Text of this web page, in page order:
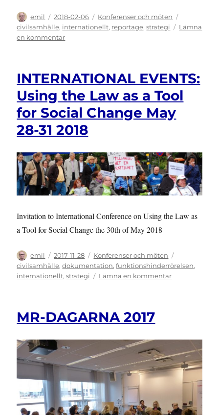
Författare
emil
Publicerat
den
2018-02-06 Kategorier
Konferenser och möten
civilsamhälle, internationellt, reportage,strategi
Lämna
en kommentartill
är
för
de
mänskliga
rättigheterna
INTERNATIONAL EVENTS:
Using the Law as a Tool
for Social Change May
28-31 2018
Invitation to International Conference on Using the Law as
a Tool for Social Change the 30th of May 2018
Författare
emil
Publicerat
den
2017-11-28 Kategorier
Konferenser och möten
civilsamhälle,dokumentation,funktionshinderrörelsen,
internationellt,strategi Lämna en kommentartill
Tool
for
Social
Change
28-
MR-DAGARNA 2017